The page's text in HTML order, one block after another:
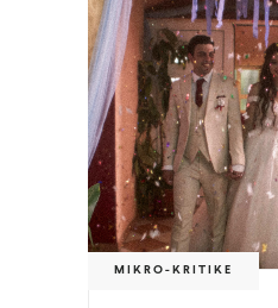
MIKRO-KRITIKE